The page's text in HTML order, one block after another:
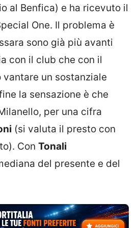
al Benfica) e ha ricevuto il
One. Il problema è
sono già più avanti
con il club che con il
un sostanziale
la sensazione è che
per una cifra
(si valuta il presto con
Con Tonali
del presente e del